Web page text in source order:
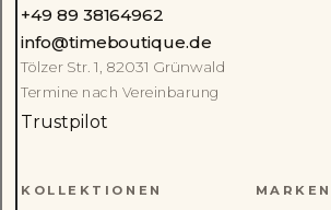
Rolex
Audemars Piguet
+49 89 38164962
info@timeboutique.de
Tölzer Str. 1, 82031 Grünwald
Termine nach Vereinbarung
Trustpilot
KOLLEKTIONEN MARKEN